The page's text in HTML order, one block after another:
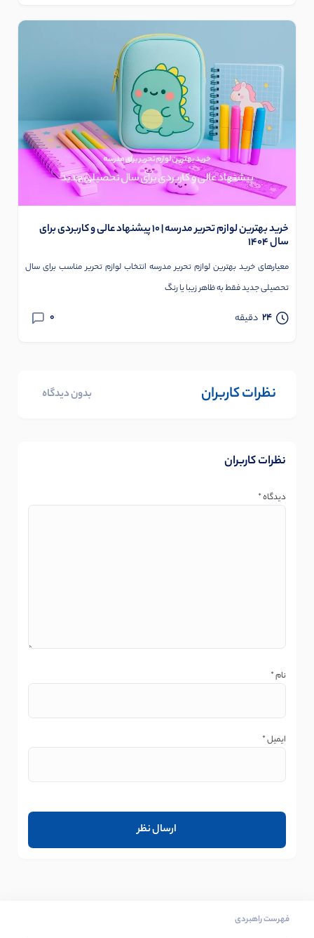
خرید بهترین لوازم تحریر مدرسه | 10 پیشنهاد عالی و کاربردی برای
سال 1404
معیارهای خرید بهترین لوازم تحریر مدرسه انتخاب لوازم تحریر مناسب برای سال
تحصیلی جدید فقط به ظاهر زیبا یا رنگ
24 دقیقه 0
نظرات کاربران بدون دیدگاه
نظرات کاربران
دیدگاه*
نام*
ایمیل*
فهرست راهبردی